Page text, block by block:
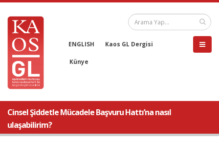
ENGLISH Kaos GL Dergisi
Künye
Cinsel Şiddetle Mücadele Başvuru Hattı’na nasıl
ulaşabilirim?